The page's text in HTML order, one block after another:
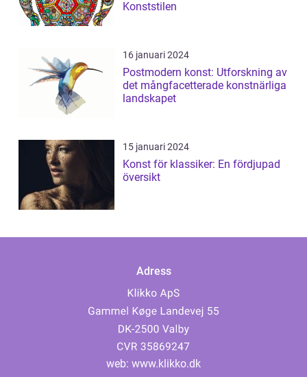
Konststilen
16 januari 2024
Postmodern konst: Utforskning av
det mångfacetterade konstnärliga
landskapet
15 januari 2024
Konst för klassiker: En fördjupad
översikt
Adress
web: www.klikko.dk